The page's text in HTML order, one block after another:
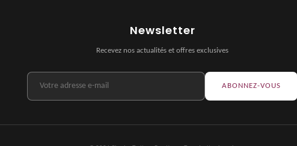
Newsletter
Recevez nos actualités et offres exclusives
ABONNEZ-VOUS